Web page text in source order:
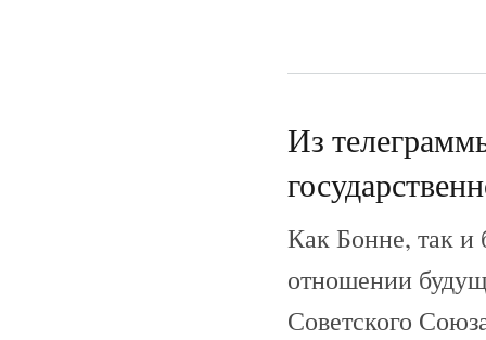
Из
Как Бонне, так и
отношении
Советского